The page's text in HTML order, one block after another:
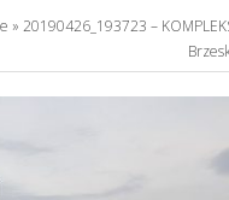
» 20190426_193723 –